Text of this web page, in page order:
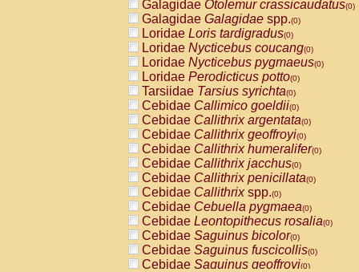
Galagidae Otolemur crassicaudatus(0)
Galagidae Galagidae spp.(0)
Loridae Loris tardigradus(0)
Loridae Nycticebus coucang(0)
Loridae Nycticebus pygmaeus(0)
Loridae Perodicticus potto(0)
Tarsiidae Tarsius syrichta(0)
Cebidae Callimico goeldii(0)
Cebidae Callithrix argentata(0)
Cebidae Callithrix geoffroyi(0)
Cebidae Callithrix humeralifer(0)
Cebidae Callithrix jacchus(0)
Cebidae Callithrix penicillata(0)
Cebidae Callithrixspp.(0)
Cebidae Cebuella pygmaea(0)
Cebidae Leontopithecus rosalia(0)
Cebidae Saguinus bicolor(0)
Cebidae Saguinus fuscicollis(0)
Cebidae Saguinus geoffroyi(0)